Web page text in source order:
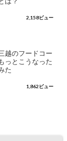
2,158ビュー
越のフードコー
っとこうなった
た
1,862ビュー